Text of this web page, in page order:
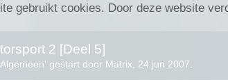
gebruikt cookies. Door deze website
2 [Deel 5]
Algemeen' gestart door Matrix 24 jun 2007